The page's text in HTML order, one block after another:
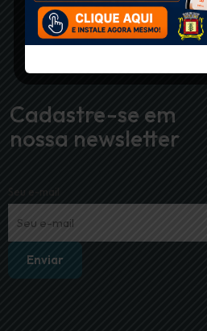
Cadastre-se em
nossa newsletter
Seu e-mail